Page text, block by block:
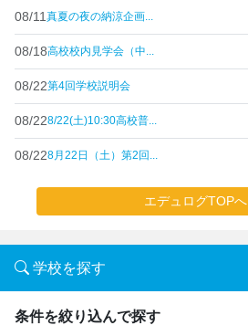
08/11 真夏の夜の納涼企画...
08/18高校校内見学会（中...
08/22第4回学校説明会
08/228/22(土)10:30高校普...
08/228月22日（土）第2回...
エデュログTOPへ
学校を探す
条件を絞り込んで探す